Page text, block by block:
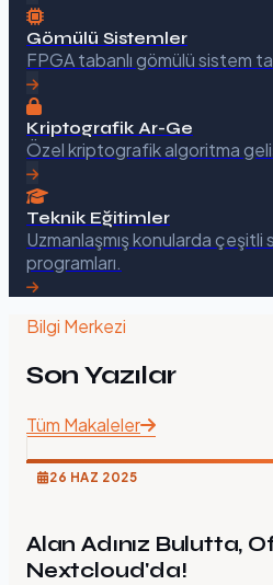
Gömülü Sistemler
FPGA tabanlı gömülü sistem
Kriptografik Ar-Ge
Özel kriptografik algoritma
Teknik Eğitimler
Uzmanlaşmış konularda
programları.
Bilgi Merkezi
Son Yazılar
Tüm Makaleler
26 HAZ 2025
Alan Adınız Bulutta,
Nextcloud'da!